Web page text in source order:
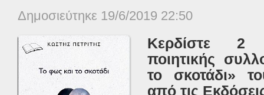
Δημοσιεύτηκε 19/6/2019 22:50
Κερδίστε 2
ποιητικής
το σκοτάδι»
από τις